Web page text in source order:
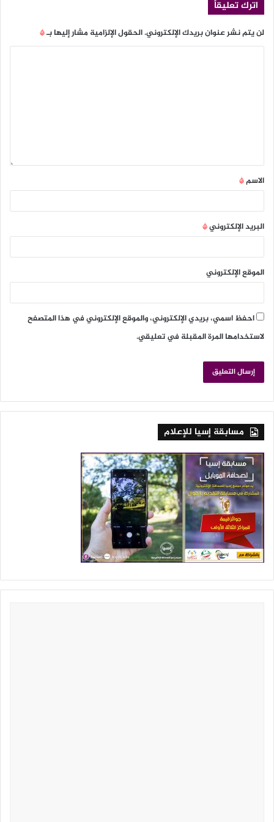
اترك تعليقاً
لن يتم نشر عنوان بريدك الإلكتروني.الحقول الإلزامية مشار إليها بـ*
الاسم*
البريد الإلكتروني*
الموقع الإلكتروني
احفظ اسمي، بريدي الإلكتروني، والموقع الإلكتروني في هذا المتصفح
لاستخدامها المرة المقبلة في تعليقي.
مسابقة إسيا للإعلام